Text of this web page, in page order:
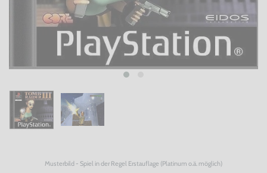
Musterbild - Spiel in der Regel Erstauflage (Platinum o.ä. möglich)